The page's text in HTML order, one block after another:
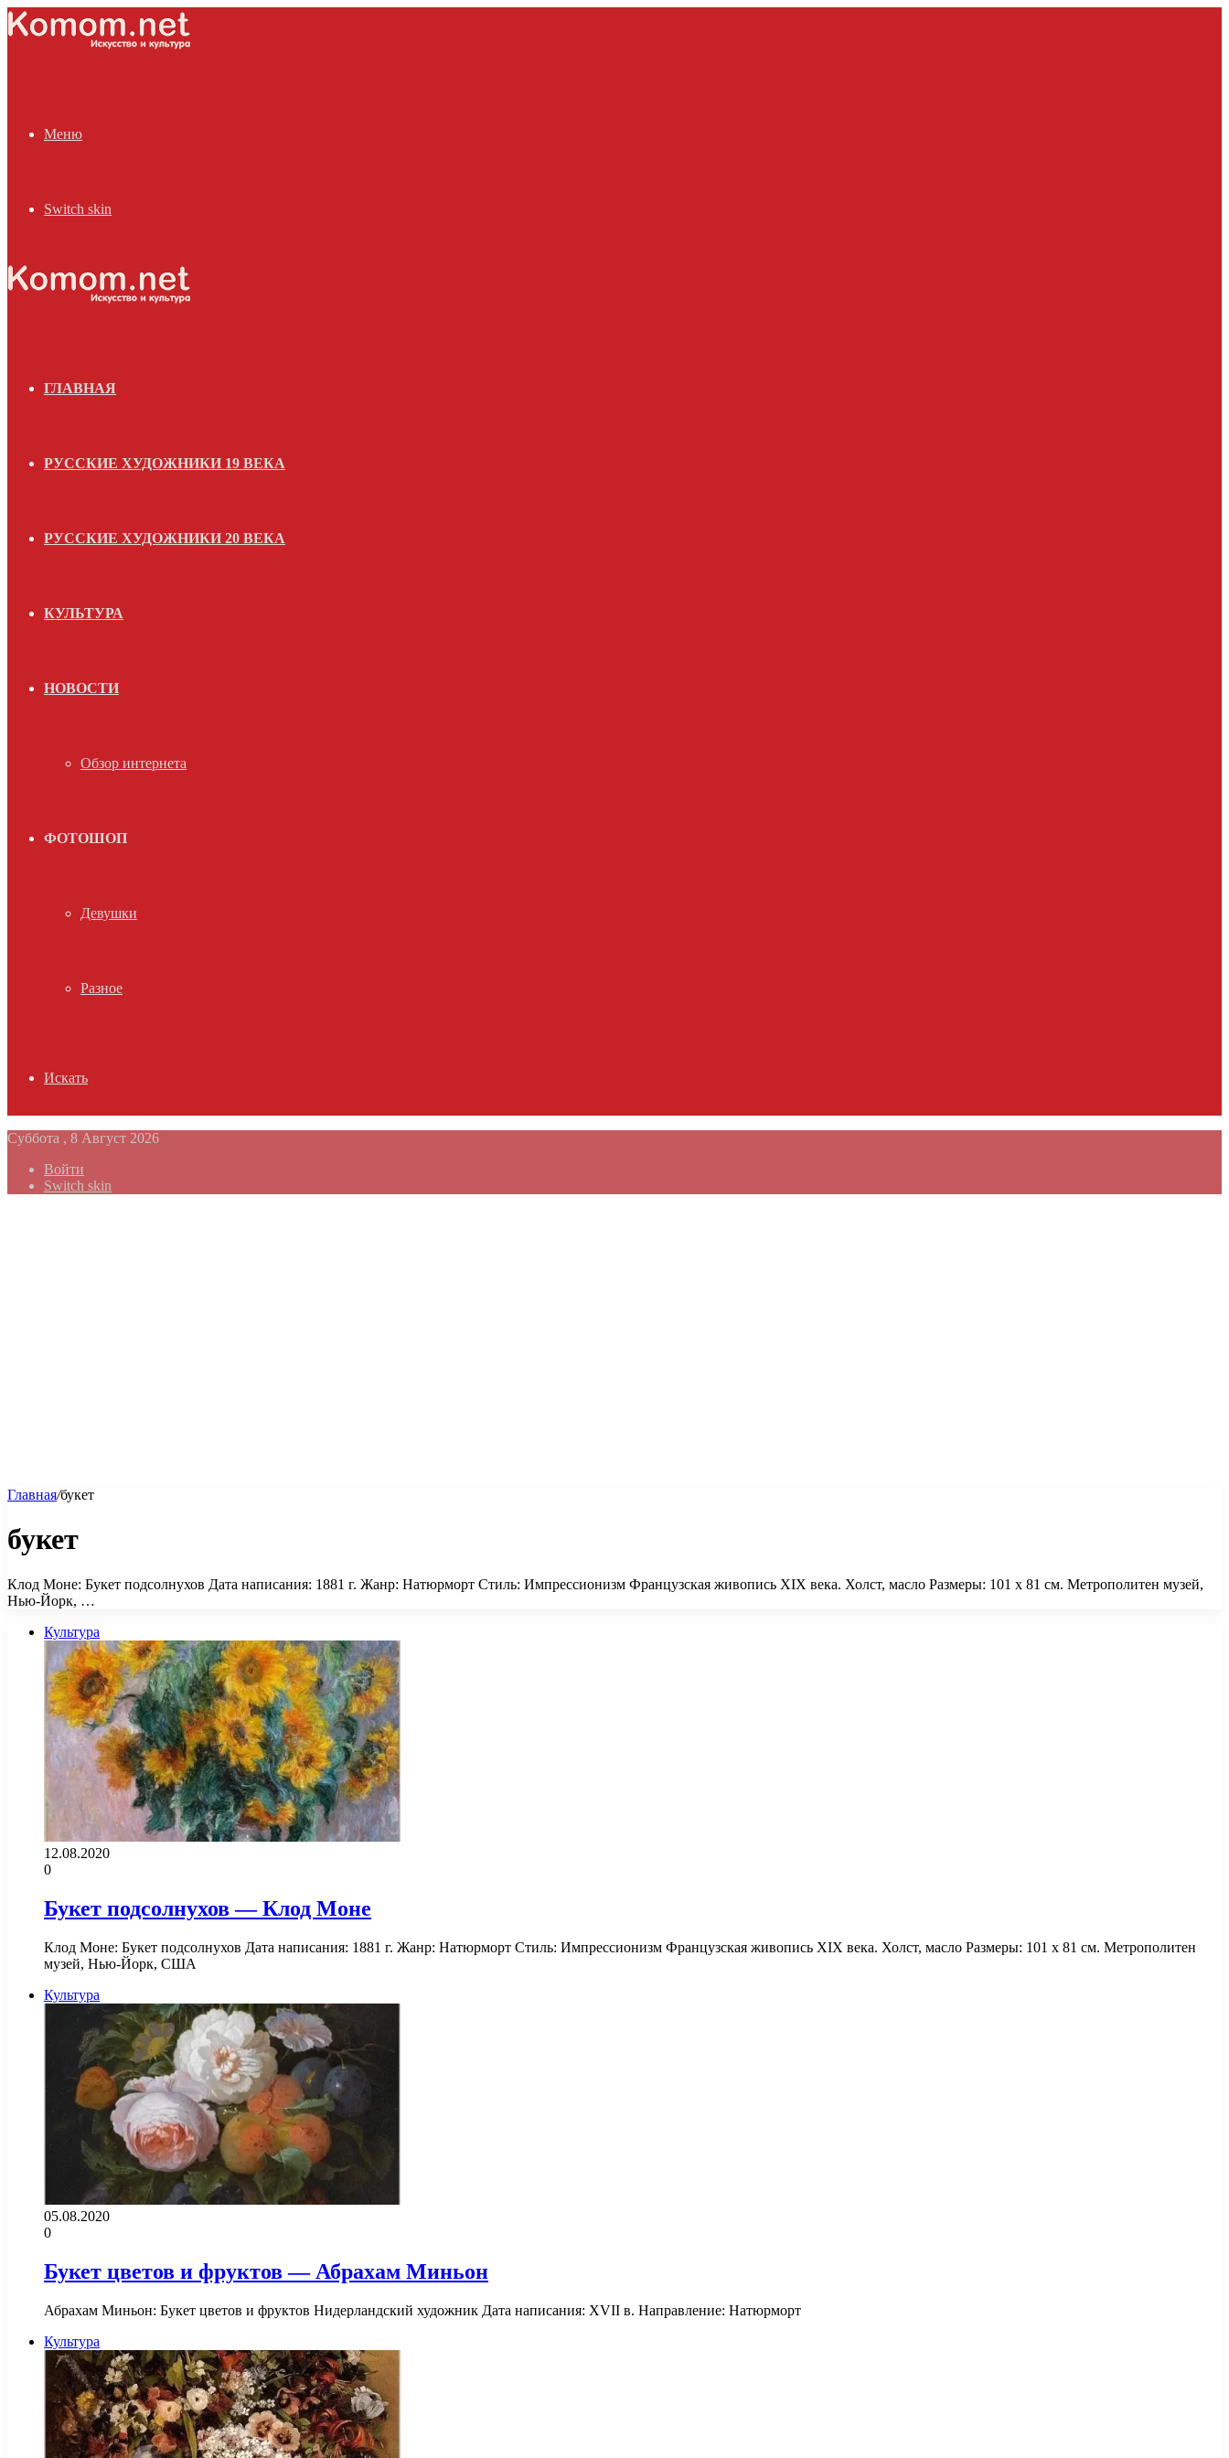
Меню
Switch skin
ГЛАВНАЯ
РУССКИЕ ХУДОЖНИКИ 19 ВЕКА
РУССКИЕ ХУДОЖНИКИ 20 ВЕКА
КУЛЬТУРА
НОВОСТИ
Обзор интернета
ФОТОШОП
Девушки
Разное
Искать
Суббота , 8 Август 2026
Войти
Switch skin
Главная/букет
букет
Клод Моне: Букет подсолнухов Дата написания: 1881 г. Жанр: Натюрморт Стиль: Импрессионизм Французская живопись XIX века. Холст, масло Размеры: 101 х 81 см. Метрополитен музей,
Нью-Йорк, …
Культура
12.08.2020
0
Букет подсолнухов — Клод Моне
Клод Моне: Букет подсолнухов Дата написания: 1881 г. Жанр: Натюрморт Стиль: Импрессионизм Французская живопись XIX века. Холст, масло Размеры: 101 х 81 см. Метрополитен
музей, Нью-Йорк, США
Культура
05.08.2020
0
Букет цветов и фруктов — Абрахам Миньон
Абрахам Миньон: Букет цветов и фруктов Нидерландский художник Дата написания: XVII в. Направление: Натюрморт
Культура